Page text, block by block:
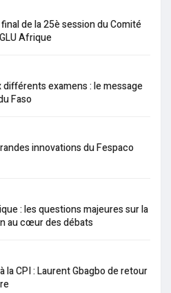
de la 25è session du Comité
Afrique
différents examens : le message
Faso
innovations du Fespaco
: les questions majeures sur la
au cœur des débats
la CPI : Laurent Gbagbo de retour